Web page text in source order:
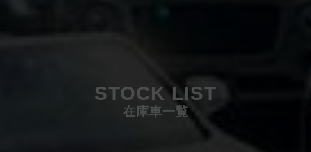
STOCK LIST
在庫車一覧